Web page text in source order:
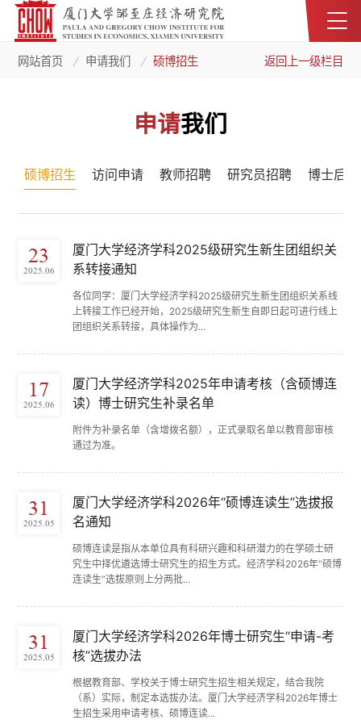
网站首页 申请我们 硕博招生 返回上一级栏目
申请我们
硕博招生 访问申请 教师招聘 研究员招聘 博士后
23
2025.06
厦门大学经济学科2025级研究生新生团组织关
系转接通知
各位同学：厦门大学经济学科2025级研究生新生团组织关系线
上转接工作已经开始，2025级研究生新生自即日起可进行线上
团组织关系转接，具体操作为...
17
2025.06
厦门大学经济学科2025年申请考核（含硕博连
读）博士研究生补录名单
附件为补录名单（含增拨名额），正式录取名单以教育部审核
通过为准。
31
2025.05
厦门大学经济学科2026年“硕博连读生”选拔报
名通知
硕博连读是指从本单位具有科研兴趣和科研潜力的在学硕士研
究生中择优遴选博士研究生的招生方式。经济学科2026年“硕博
连读生”选拔原则上分两批...
31
2025.05
厦门大学经济学科2026年博士研究生“申请-考
核”选拔办法
根据教育部、学校关于博士研究生招生相关规定，结合我院
（系）实际，制定本选拔办法。厦门大学经济学科2026年博士
生招生采用申请考核、硕博连读...